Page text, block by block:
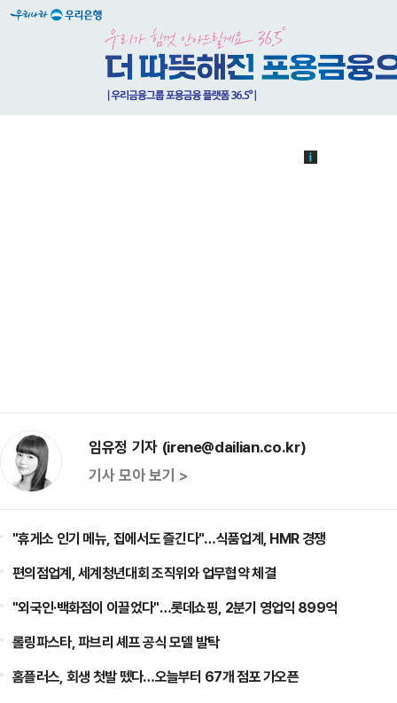
임유정 기자 (irene@dailian.co.kr)
기사 모아 보기 >
"휴게소 인기 메뉴, 집에서도 즐긴다"…식품업계, HMR 경쟁
편의점업계, 세계청년대회 조직위와 업무협약 체결
"외국인·백화점이 이끌었다"…롯데쇼핑, 2분기 영업익 899억
롤링파스타, 파브리 셰프 공식 모델 발탁
홈플러스, 회생 첫발 뗐다…오늘부터 67개 점포 가오픈